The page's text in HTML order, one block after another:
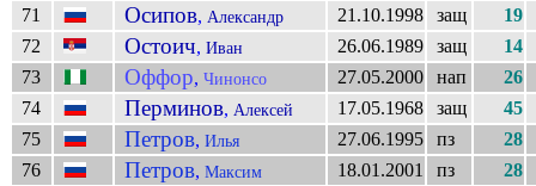
71
Осипов, Александр 21.10.1998 защ
19
72
Остоич, Иван 26.06.1989 защ
14
73
Оффор, Чинонсо 27.05.2000 нап
26
74
Перминов, Алексей 17.05.1968 защ
45
75
Петров, Илья 27.06.1995 пз
28
76
Петров, Максим 18.01.2001 пз
28